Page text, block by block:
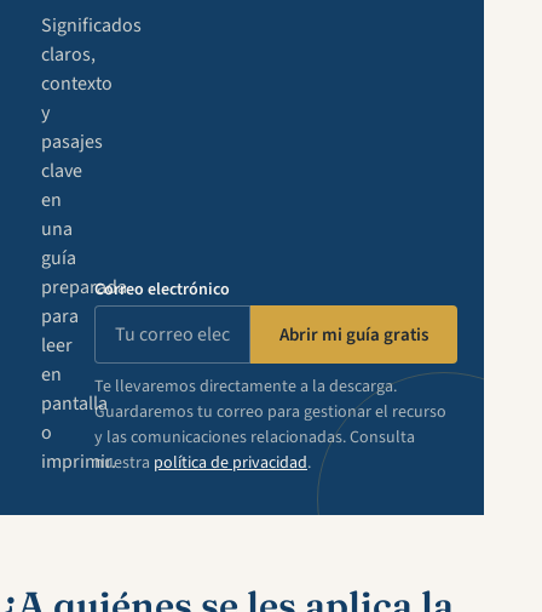
Significados
claros,
contexto
y
pasajes
clave
en
una
guía
preparada
para
leer
en
pantalla
o
imprimir.
Correo electrónico
Abrir mi guía gratis
Te llevaremos directamente a la descarga.
Guardaremos tu correo para gestionar el recurso
y las comunicaciones relacionadas. Consulta
nuestra política de privacidad.